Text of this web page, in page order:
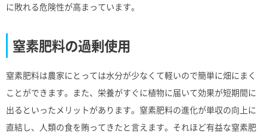
に敗れる危険性が高まっています。
窒素肥料の過剰使用
窒素肥料は農家にとっては水分が少なくて軽いので簡単に畑にまく
ことができます。また、栄養がすぐに植物に届いて効果が短期間に
出るといったメリットがあります。窒素肥料の進化が単収の向上に
直結し、人類の食を賄ってきたと言えます。それほど有益な窒素肥